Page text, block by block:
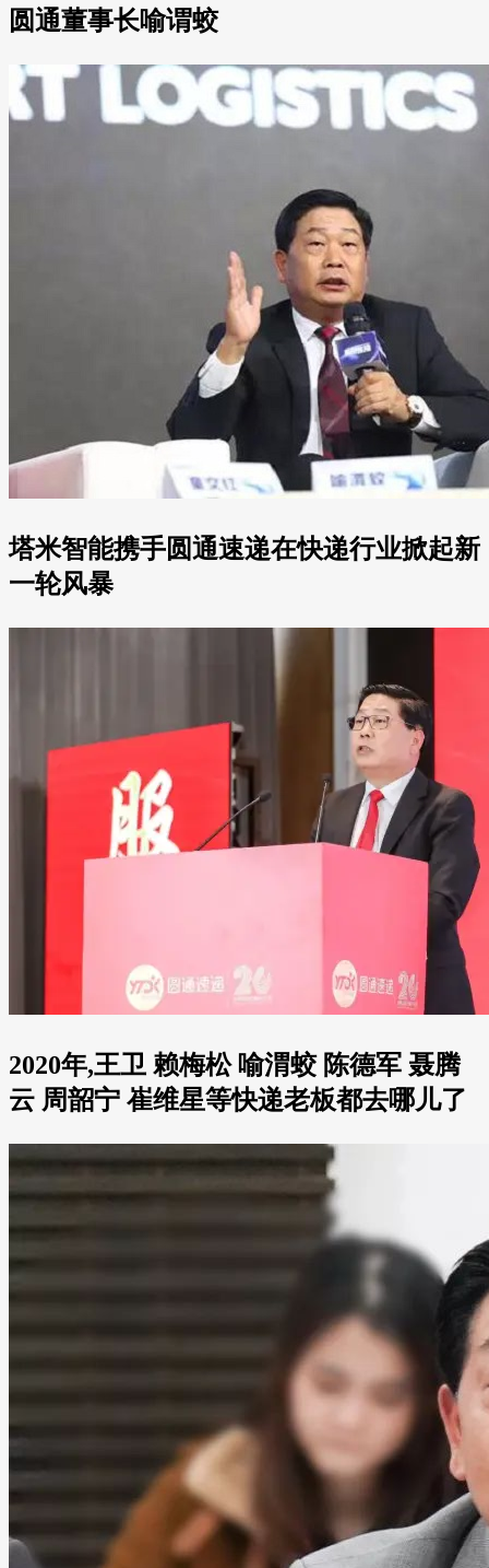
圆通董事长喻谓蛟
塔米智能携手圆通速递在快递行业掀起新
一轮风暴
2020年,王卫 赖梅松 喻渭蛟 陈德军 聂腾
云 周韶宁 崔维星等快递老板都去哪儿了